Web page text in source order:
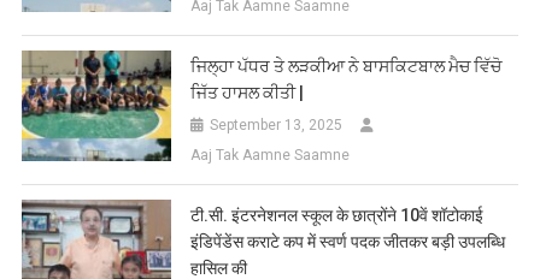
Aaj Tak Aamne Saamne
ਜਿਲ੍ਹਾ ਪੱਧਰ ਤੇ ਲੜਕੀਆ ਨੇ ਬਾਸਕਿਟਬਾਲ ਮੈਚ ਵਿੱਚੋ
ਜਿੱਤ ਹਾਸਲ ਕੀਤੀ |
September 13, 2025
Aaj Tak Aamne Saamne
टी.सी. इंटरनेशनल स्कूल के छात्रोंने 10वें शॉटोकाई
इंडिपेंडेंस कराटे कप में स्वर्ण पदक जीतकर बड़ी उपलब्धि
हासिल की